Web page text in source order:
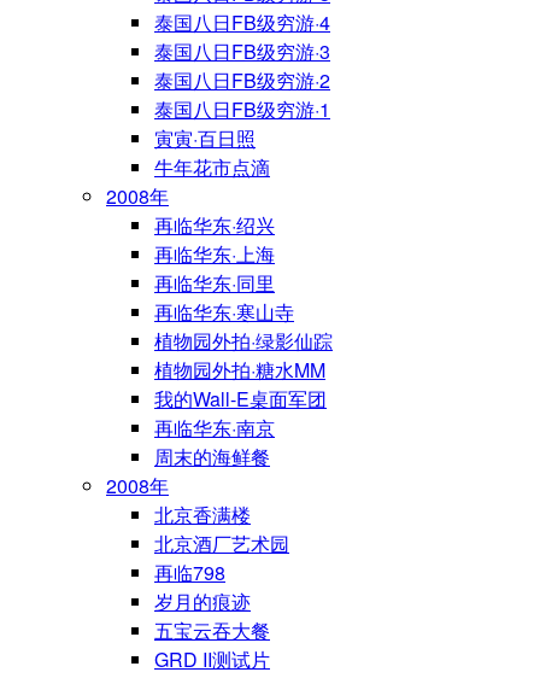
泰国八日FB级穷游·4
泰国八日FB级穷游·3
泰国八日FB级穷游·2
泰国八日FB级穷游·1
寅寅·百日照
牛年花市点滴
2008年
再临华东·绍兴
再临华东·上海
再临华东·同里
再临华东·寒山寺
植物园外拍·绿影仙踪
植物园外拍·糖水MM
我的Wall-E桌面军团
再临华东·南京
周末的海鲜餐
2008年
北京香满楼
北京酒厂艺术园
再临798
岁月的痕迹
五宝云吞大餐
GRD II测试片